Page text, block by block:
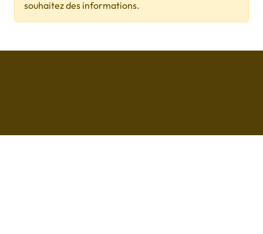
souhaitez des informations.